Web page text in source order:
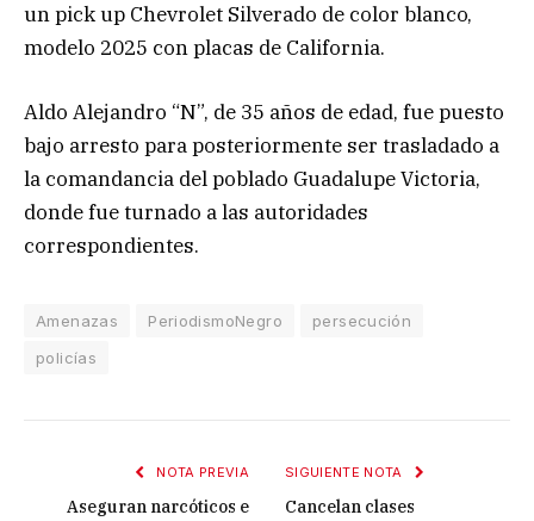
un pick up Chevrolet Silverado de color blanco,
modelo 2025 con placas de California.
Aldo Alejandro “N”, de 35 años de edad, fue puesto
bajo arresto para posteriormente ser trasladado a
la comandancia del poblado Guadalupe Victoria,
donde fue turnado a las autoridades
correspondientes.
Amenazas PeriodismoNegro
persecución
policías
NOTA PREVIA
Aseguran narcóticos e
SIGUIENTE NOTA
Cancelan clases